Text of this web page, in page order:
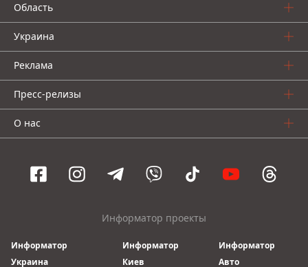
Область
Украина
Реклама
Пресс-релизы
О нас
Информатор проекты
Информатор
Украина
Информатор
Киев
Информатор
Авто